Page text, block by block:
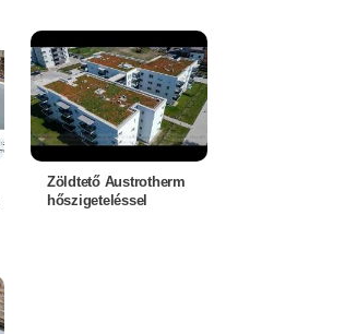
Zöldtető Austrotherm
hőszigeteléssel